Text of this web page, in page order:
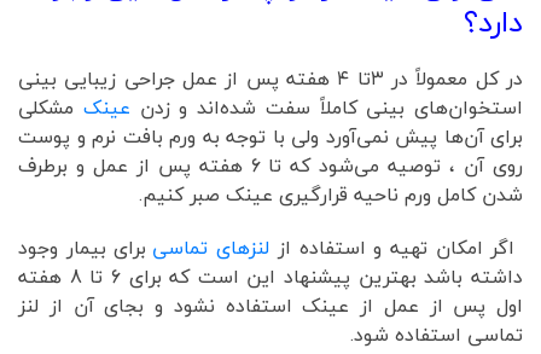
دارد؟
در کل معمولاً در ۳تا ۴ هفته پس از عمل جراحی زیبایی بینی
استخوان‌های بینی کاملاً سفت شده‌اند و زدن عینک مشکلی
برای آن‌ها پیش نمی‌آورد ولی با توجه به ورم بافت نرم و پوست
روی آن ، توصیه می‌شود که تا 6 هفته پس از عمل و برطرف
شدن کامل ورم ناحیه قرارگیری عینک صبر کنیم.
اگر امکان تهیه و استفاده از لنزهای تماسی برای بیمار وجود
داشته باشد بهترین پیشنهاد این است که برای 6 تا 8 هفته
اول پس از عمل از عینک استفاده نشود و بجای آن از لنز
تماسی استفاده شود.